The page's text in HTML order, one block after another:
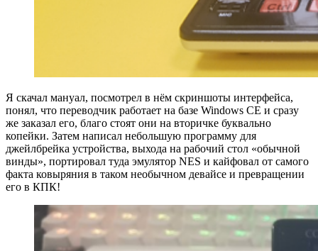
Я скачал мануал, посмотрел в нём скриншоты интерфейса,
понял, что переводчик работает на базе Windows CE и сразу
же заказал его, благо стоят они на вторичке буквально
копейки. Затем написал небольшую программу для
джейлбрейка устройства, выхода на рабочий стол ‭«обычной
винды‭», портировал туда эмулятор NES и кайфовал от самого
факта ковыряния в таком необычном девайсе и превращении
его в КПК!